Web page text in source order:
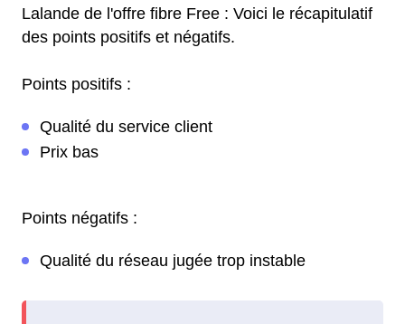
Lalande de l'offre fibre Free : Voici le récapitulatif
des points positifs et négatifs.
Points positifs :
Qualité du service client
Prix bas
Points négatifs :
Qualité du réseau jugée trop instable